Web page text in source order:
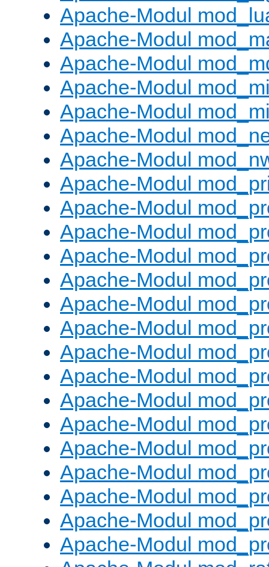
Apache-Modul
Apache-Modul
Apache-Modul
Apache-Modul
Apache-Modul
Apache-Modul
Apache-Modul
Apache-Modul
Apache-Modul
Apache-Modul
Apache-Modul
Apache-Modul
Apache-Modul
Apache-Modul
Apache-Modul
Apache-Modul
Apache-Modul
Apache-Modul
Apache-Modul
Apache-Modul
Apache-Modul
Apache-Modul
Apache-Modul